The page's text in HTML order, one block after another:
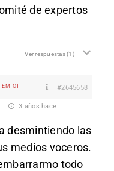
de expertos
Ver respuestas(1)
EM Off #2645658
3 años hace
desmintiendo las
medios voceros.
todo